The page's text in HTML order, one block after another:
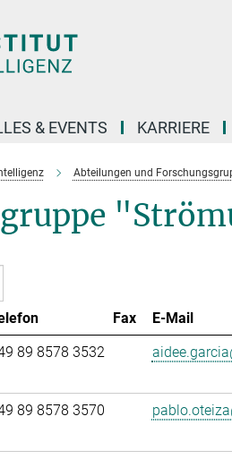
& EVENTS KARRIERE
Abteilungen und
Fax E-Mail
89 8578 3532
89 8578 3570